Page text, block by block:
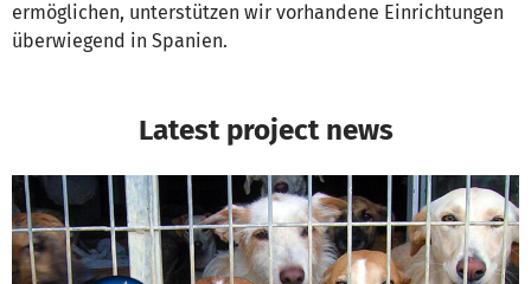
ermöglichen, unterstützen wir vorhandene Einrichtungen
überwiegend in Spanien.
Latest project news